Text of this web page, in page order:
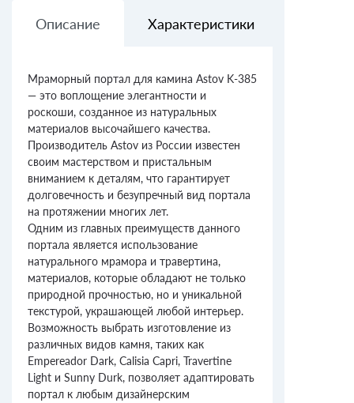
Описание Характеристики
Мраморный портал для камина Astov K-385
— это воплощение элегантности и
роскоши, созданное из натуральных
материалов высочайшего качества.
Производитель Astov из России известен
своим мастерством и пристальным
вниманием к деталям, что гарантирует
долговечность и безупречный вид портала
на протяжении многих лет.
Одним из главных преимуществ данного
портала является использование
натурального мрамора и травертина,
материалов, которые обладают не только
природной прочностью, но и уникальной
текстурой, украшающей любой интерьер.
Возможность выбрать изготовление из
различных видов камня, таких как
Empereador Dark, Calisia Capri, Travertine
Light и Sunny Durk, позволяет адаптировать
портал к любым дизайнерским